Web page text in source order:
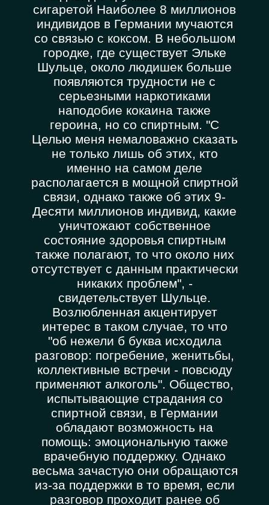
сигаретой Наиболее 8 миллионов
индивидов в Германии мучаются
со связью с коксом. В небольшом
городке, где существует Эльке
Шульце, около людишек больше
появляются трудности не с
серьезными наркотиками
наподобие кокаина также
героина, но со спиртным. "С
Целью меня немаловажно сказать
не только лишь об этих, кто
именно на самом деле
располагается в мощной спиртной
связи, однако также об этих 9-
Десяти миллионов индивид, какие
уничтожают собственное
состояние здоровья спиртным
также полагают, то что около них
отсутствует с данным практически
никаких проблем", -
свидетельствует Шульце.
Возлюбленная акцентирует
интерес в таком случае, то что
"об нежели б буква исходила
разговор: погребение, женитьбы,
коллективные встречи - повсюду
применяют алкоголь". Общество,
испытывающие страдания со
спиртной связи, в Германии
обладают возможность на
помощь: эмоциональную также
врачебную поддержку. Однако
весьма зачастую они обращаются
из-за поддержки в то время, если
разговор проходит ранее об